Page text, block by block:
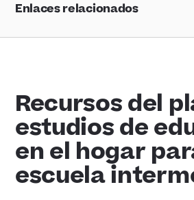
Enlaces relacionados
Recursos del
estudios de
en el hogar
escuela